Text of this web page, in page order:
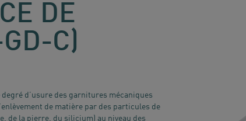
DE
C)
d’usure des garnitures mécaniques
de matière par des particules de
de la pierre, du silicium) au niveau des